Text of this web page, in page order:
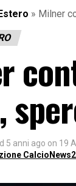
» Milner
5 anni ago on 19